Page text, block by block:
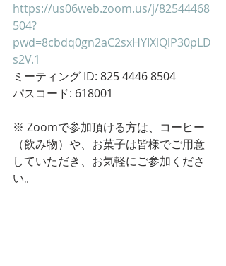
https://us06web.zoom.us/j/82544468
504?
pwd=8cbdq0gn2aC2sxHYIXlQlP30pLD
s2V.1
ミーティング ID: 825 4446 8504
パスコード: 618001
※ Zoomで参加頂ける方は、コーヒー
（飲み物）や、お菓子は皆様でご用意
していただき、お気軽にご参加くださ
い。